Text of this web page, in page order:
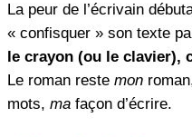
La peur de l’écrivain
« confisquer » son texte
le crayon (ou le clavier),
Le roman reste mon
mots, ma façon d’écrire.